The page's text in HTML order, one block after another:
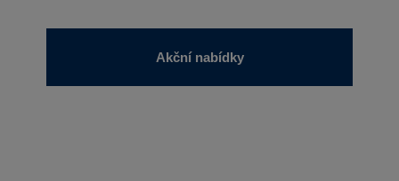
Akční nabídky